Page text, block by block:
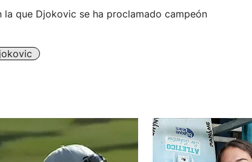
la que Djokovic se ha proclamado campeón